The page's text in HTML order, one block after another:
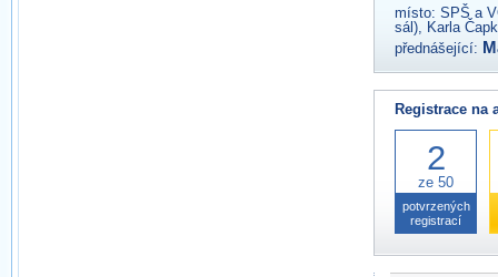
místo: SPŠ a
sál), Karla
přednášející:
Registrace na
2
ze 50
potvrzených
registrací